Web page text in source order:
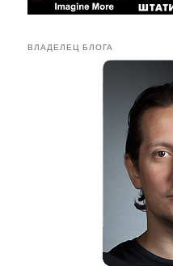
ВЛАДЕЛЕЦ БЛОГА